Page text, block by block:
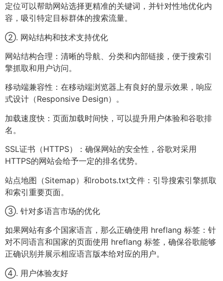
定位可以帮助网站选择更精准的关键词，并针对性地优化内
容，吸引特定目标群体的搜索流量。
②. 网站结构和技术支持优化
网站结构合理：清晰的导航、分类和内部链接，便于搜索引
擎抓取和用户访问。
移动端兼容性：在移动端浏览器上有良好的显示效果，响应
式设计（Responsive Design）。
加载速度快：页面加载时间快，可以提升用户体验和谷歌排
名。
SSL证书（HTTPS）：确保网站的安全性，谷歌对采用
HTTPS的网站会给予一定的排名优势。
站点地图（Sitemap）和robots.txt文件：引导搜索引擎抓取
和索引重要页面。
③. 针对多语言市场的优化
如果网站有多个国家语言，那么正确使用 hreflang 标签：针
对不同语言和国家的页面使用 hreflang 标签，确保谷歌能够
正确识别并展示相应语言版本给对应的用户。
④. 用户体验友好